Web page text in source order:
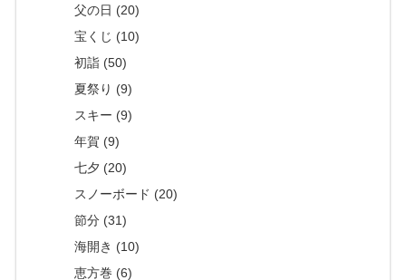
父の日 (20)
宝くじ (10)
初詣 (50)
夏祭り (9)
スキー (9)
年賀 (9)
七夕 (20)
スノーボード (20)
節分 (31)
海開き (10)
恵方巻 (6)